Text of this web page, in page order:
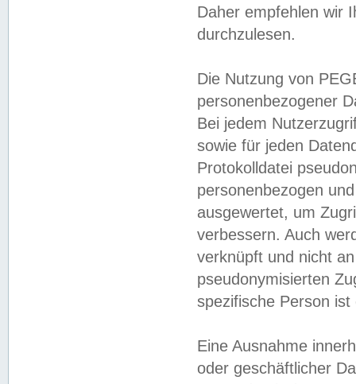
Daher empfehlen wir
durchzulesen.
Die Nutzung von
personenbezogener
Bei jedem
sowie für jeden
Protokolldatei
personenbezogen
ausgewertet, um
verbessern. Auch
verknüpft und nicht
pseudonymisierten
spezifische Person
Eine Ausnahme
oder geschäftlicher